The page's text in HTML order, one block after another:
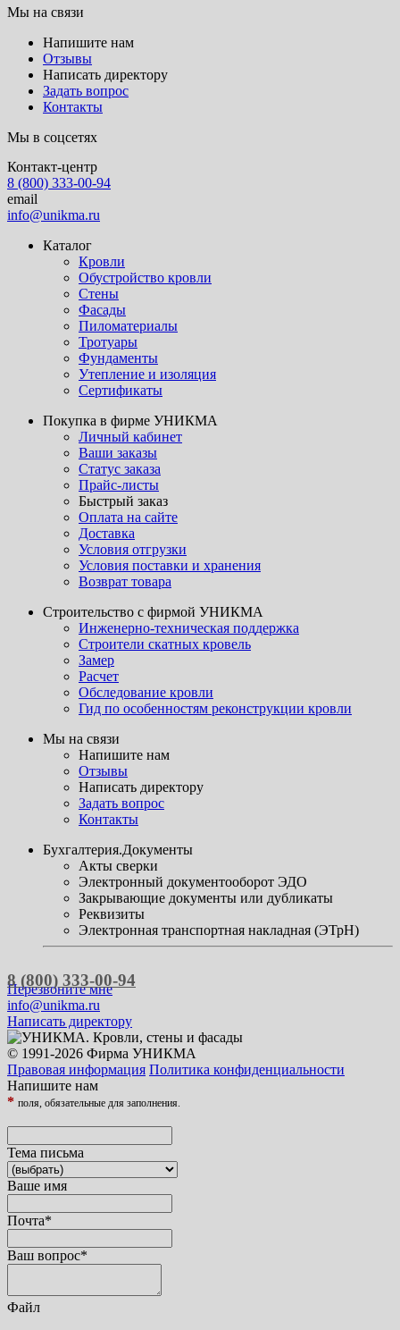
Мы на связи
Напишите нам
Отзывы
Написать директору
Задать вопрос
Контакты
Мы в соцсетях
Контакт-центр
8 (800) 333-00-94
email
info@unikma.ru
Каталог
Кровли
Обустройство кровли
Стены
Фасады
Пиломатериалы
Тротуары
Фундаменты
Утепление и изоляция
Сертификаты
Покупка в фирме УНИКМА
Личный кабинет
Ваши заказы
Статус заказа
Прайс-листы
Быстрый заказ
Оплата на сайте
Доставка
Условия отгрузки
Условия поставки и хранения
Возврат товара
Строительство с фирмой УНИКМА
Инженерно-техническая поддержка
Строители скатных кровель
Замер
Расчет
Обследование кровли
Гид по особенностям реконструкции кровли
Мы на связи
Напишите нам
Отзывы
Написать директору
Задать вопрос
Контакты
Бухгалтерия.Документы
Акты сверки
Электронный документооборот ЭДО
Закрывающие документы или дубликаты
Реквизиты
Электронная транспортная накладная (ЭТрН)
8 (800) 333-00-94
Перезвоните мне
info@unikma.ru
Написать директору
© 1991-2026 Фирма УНИКМА
Правовая информация Политика конфиденциальности
Напишите нам
* поля, обязательные для заполнения.
Тема письма
Ваше имя
Почта*
Ваш вопрос*
Файл